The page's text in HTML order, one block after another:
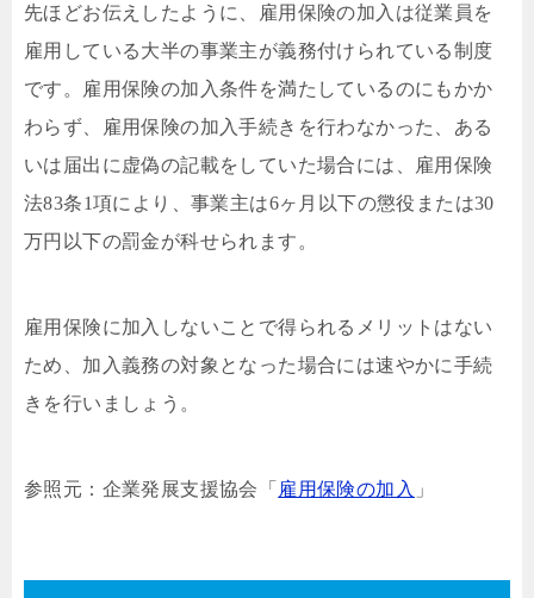
先ほどお伝えしたように、雇用保険の加入は従業員を
雇用している大半の事業主が義務付けられている制度
です。雇用保険の加入条件を満たしているのにもかか
わらず、雇用保険の加入手続きを行わなかった、ある
いは届出に虚偽の記載をしていた場合には、雇用保険
法83条1項により、事業主は6ヶ月以下の懲役または30
万円以下の罰金が科せられます。
雇用保険に加入しないことで得られるメリットはない
ため、加入義務の対象となった場合には速やかに手続
きを行いましょう。
参照元：企業発展支援協会「 雇用保険の加入 」